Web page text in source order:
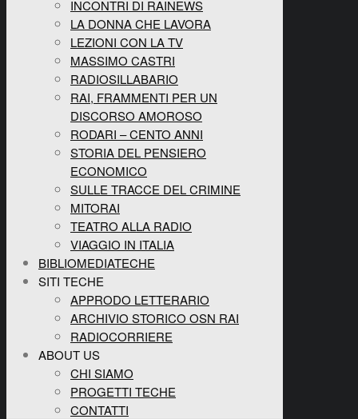
INCONTRI DI RAINEWS
LA DONNA CHE LAVORA
LEZIONI CON LA TV
MASSIMO CASTRI
RADIOSILLABARIO
RAI, FRAMMENTI PER UN
DISCORSO AMOROSO
RODARI – CENTO ANNI
STORIA DEL PENSIERO
ECONOMICO
SULLE TRACCE DEL CRIMINE
MITORAI
TEATRO ALLA RADIO
VIAGGIO IN ITALIA
BIBLIOMEDIATECHE
SITI TECHE
APPRODO LETTERARIO
ARCHIVIO STORICO OSN RAI
RADIOCORRIERE
ABOUT US
CHI SIAMO
PROGETTI TECHE
CONTATTI